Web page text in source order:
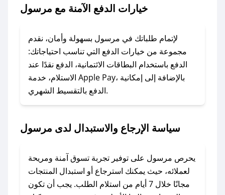
### ماذا أفعل إذا لم يعمل كود الخصم؟
الرسائل الخاصة على تويتر أو البريد الإلكتروني،
وسنقوم بحل المشكلة في أسرع وقت ممكن.
### ماذا أفعل إذا لم أجد كود خصم لمتجري
المفضل؟
في حال عدم توفر كوبونات لمتجرك المفضل، يمكنك
أسرع وقت ممكن.
### كيف تحصل على كوبونات خصم حصرية من
مرسول؟
للحصول على كوبونات وخصومات حصرية، قم بما
خيارات الدفع الآمنة مع مرسول
لإتمام طلباتك في مرسول بسهولة وأمان، نقدم
مجموعة من خيارات الدفع التي تناسب احتياجاتك:
الدفع باستخدام البطاقات الائتمانية، الدفع نقدًا عند
الاستلام، خدمة Apple Pay، بالإضافة إلى إمكانية
الدفع بالتقسيط الشهري.
سياسة الإرجاع والاستبدال لدى مرسول
يحرص مرسول على توفير تجربة تسوق آمنة ومريحة
لعملائه، حيث يمكنك استرجاع أو استبدال المنتجات
مجانًا خلال 7 أيام من استلام الطلب. يجب أن تكون